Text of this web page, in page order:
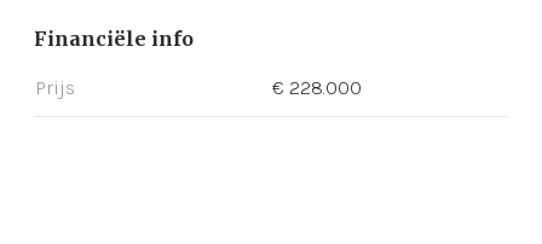
Financiële info
Prijs € 228.000